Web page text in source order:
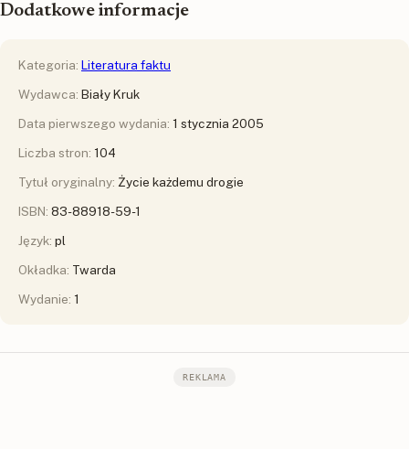
Dodatkowe informacje
Kategoria: Literatura faktu
Wydawca: Biały Kruk
Data pierwszego wydania: 1 stycznia 2005
Liczba stron: 104
Tytuł oryginalny: Życie każdemu drogie
ISBN: 83-88918-59-1
Język: pl
Okładka: Twarda
Wydanie: 1
REKLAMA